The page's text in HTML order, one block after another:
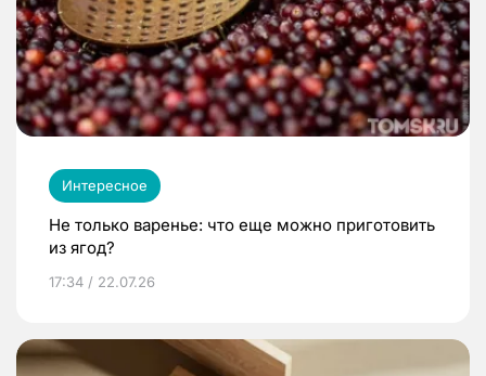
Интересное
Не только варенье: что еще можно приготовить
из ягод?
17:34 / 22.07.26